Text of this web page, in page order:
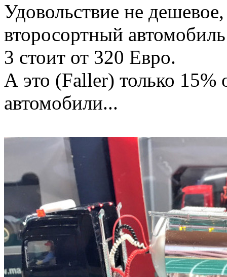
Удовольствие не
второсортный
3 стоит от 320 Евро.
А это (Faller) только 15%
автомобили...